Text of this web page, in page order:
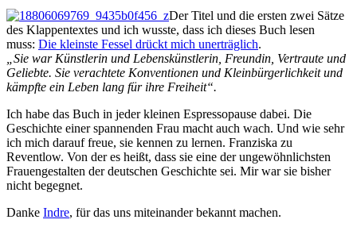
Der Titel und die ersten zwei Sätze
des Klappentextes und ich wusste, dass ich dieses Buch lesen
muss: Die kleinste Fessel drückt mich unerträglich.
„Sie war Künstlerin und Lebenskünstlerin, Freundin, Vertraute und
Geliebte. Sie verachtete Konventionen und Kleinbürgerlichkeit und
kämpfte ein Leben lang für ihre Freiheit“.
Ich habe das Buch in jeder kleinen Espressopause dabei. Die
Geschichte einer spannenden Frau macht auch wach. Und wie sehr
ich mich darauf freue, sie kennen zu lernen. Franziska zu
Reventlow. Von der es heißt, dass sie eine der ungewöhnlichsten
Frauengestalten der deutschen Geschichte sei. Mir war sie bisher
nicht begegnet.
Danke Indre, für das uns miteinander bekannt machen.